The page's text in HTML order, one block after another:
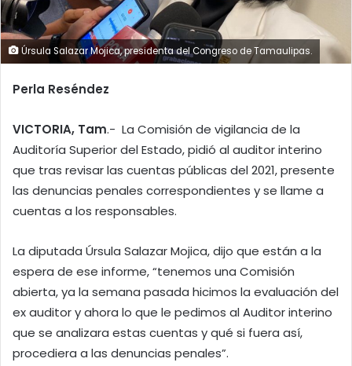
Úrsula Salazar Mojica, presidenta del Congreso de Tamaulipas.
Perla Reséndez
VICTORIA, Tam.- La Comisión de vigilancia de la
Auditoría Superior del Estado, pidió al auditor interino
que tras revisar las cuentas públicas del 2021, presente
las denuncias penales correspondientes y se llame a
cuentas a los responsables.
La diputada Úrsula Salazar Mojica, dijo que están a la
espera de ese informe, “tenemos una Comisión
abierta, ya la semana pasada hicimos la evaluación del
ex auditor y ahora lo que le pedimos al Auditor interino
que se analizara estas cuentas y qué si fuera así,
procediera a las denuncias penales”.